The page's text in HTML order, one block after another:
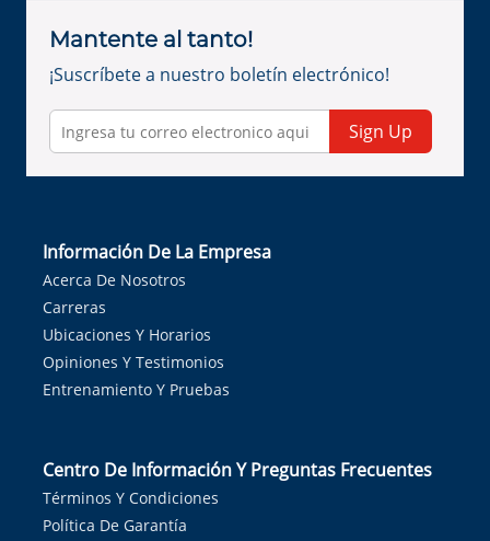
Mantente al tanto!
¡Suscríbete a nuestro boletín electrónico!
Sign Up
Información De La Empresa
Acerca De Nosotros
Carreras
Ubicaciones Y Horarios
Opiniones Y Testimonios
Entrenamiento Y Pruebas
Centro De Información Y Preguntas Frecuentes
Términos Y Condiciones
Política De Garantía